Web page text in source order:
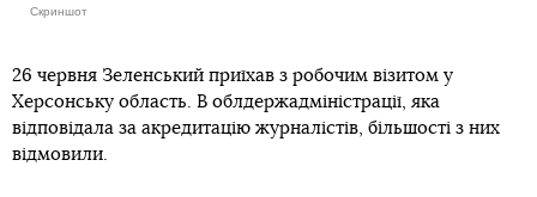
Скриншот
26 червня Зеленський приїхав з робочим візитом у
Херсонську область. В облдержадміністрації, яка
відповідала за акредитацію журналістів, більшості з них
відмовили.